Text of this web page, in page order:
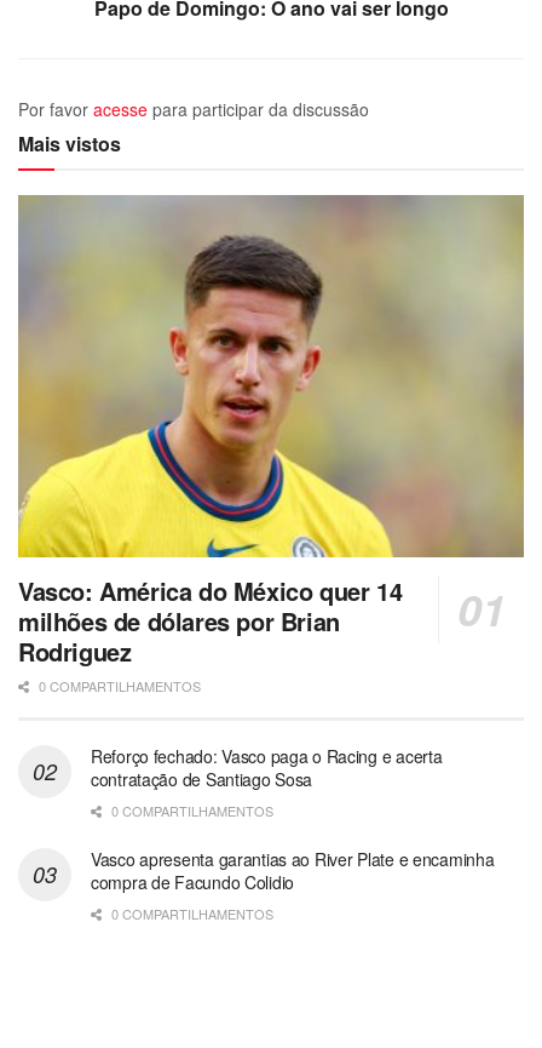
Papo de Domingo: O ano vai ser longo
Por favor acesse para participar da discussão
Mais vistos
Vasco: América do México quer 14
milhões de dólares por Brian
Rodriguez
0 COMPARTILHAMENTOS
Reforço fechado: Vasco paga o Racing e acerta
contratação de Santiago Sosa
0 COMPARTILHAMENTOS
Vasco apresenta garantias ao River Plate e encaminha
compra de Facundo Colidio
0 COMPARTILHAMENTOS